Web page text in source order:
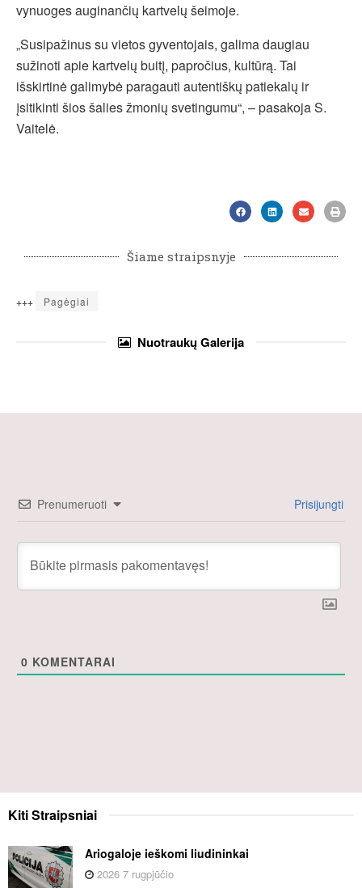
vynuoges auginančių kartvelų šeimoje.
„Susipažinus su vietos gyventojais, galima daugiau
sužinoti apie kartvelų buitį, papročius, kultūrą. Tai
išskirtinė galimybė paragauti autentiškų patiekalų ir
įsitikinti šios šalies žmonių svetingumu“, – pasakoja S.
Vaitelė.
Šiame straipsnyje
+++ Pagėgiai
NuotraukųGalerija
Prenumeruoti Prisijungti
0 KOMENTARAI
KitiStraipsniai
Ariogaloje ieškomi liudininkai
2026 7 rugpjūčio